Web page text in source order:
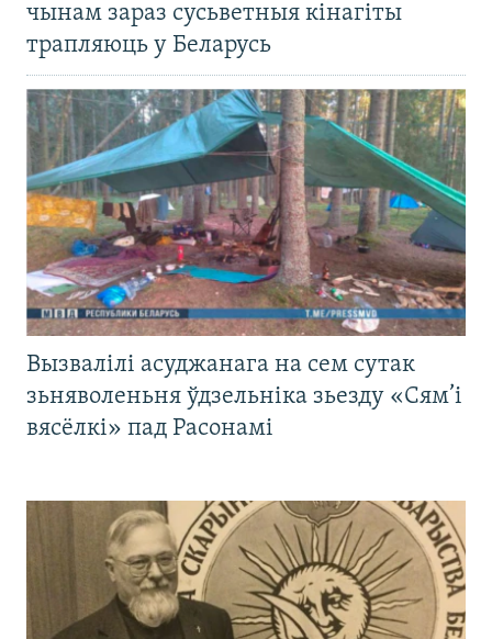
чынам зараз сусьветныя кінагіты
трапляюць у Беларусь
Вызвалілі асуджанага на сем сутак
зьняволеньня ўдзельніка зьезду «Сям’і
вясёлкі» пад Расонамі